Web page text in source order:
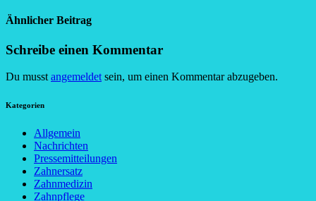
Ähnlicher Beitrag
Schreibe einen Kommentar
Du musstangemeldetsein, um einen Kommentar abzugeben.
Kategorien
Allgemein
Nachrichten
Pressemitteilungen
Zahnersatz
Zahnmedizin
Zahnpflege